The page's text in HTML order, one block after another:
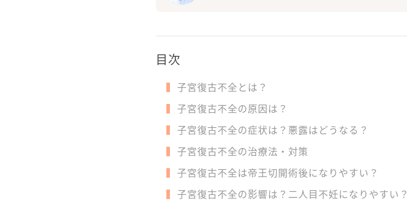
目次
子宮復古不全とは？
子宮復古不全の原因は？
子宮復古不全の症状は？悪露はどうなる？
子宮復古不全の治療法・対策
子宮復古不全は帝王切開術後になりやすい？
子宮復古不全の影響は？二人目不妊になりやすい？